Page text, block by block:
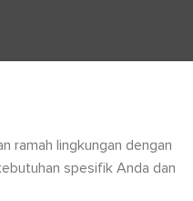
ramah lingkungan dengan
spesifik Anda dan